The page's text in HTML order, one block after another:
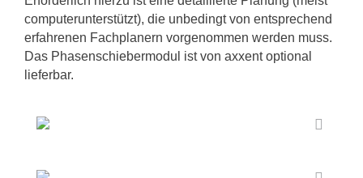
computerunterstützt), die unbedingt von entsprechend
erfahrenen Fachplanern vorgenommen werden muss.
Das Phasenschiebermodul ist von axxent optional
lieferbar.